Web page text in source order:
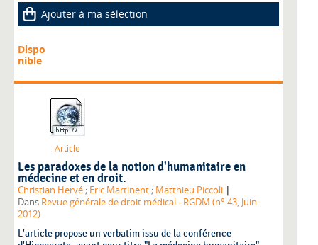
Ajouter à ma sélection
Dispo
nible
Article
Les paradoxes de la notion d'humanitaire en
médecine et en droit.
Christian Hervé ; Eric Martinent ; Matthieu Piccoli |
Dans Revue générale de droit médical - RGDM (n° 43, Juin
2012)
L'article propose un verbatim issu de la conférence